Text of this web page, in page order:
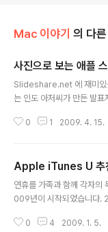
Mac 이야기 의 다
사진으로 보는 애플
Slideshare.net 에 재미있
는 인도 아저씨가 만든 발표
스! The Apple story
_aditya/the-apple-story/
습니다. 참고로
0 1 2009. 4. 15.
Apple iTunes U 추
연휴를 가족과 함께 각자의
009년이 시작되었습니다
지는 평균 1:10~1:30 정도
0 4 2009. 1. 5.